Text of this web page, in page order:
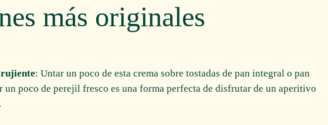
más originales
: Untar un poco de esta crema sobre tostadas de pan integral o pan
un poco de perejil fresco es una forma perfecta de disfrutar de un aperitivo